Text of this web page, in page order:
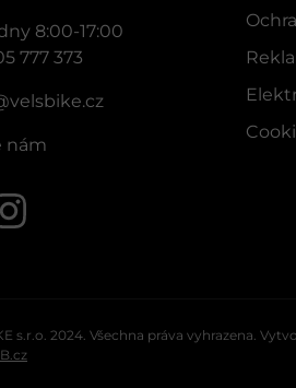
8:00-17:00
777 373
nám
s.r.o. 2024. Všechna práva vyhrazena.